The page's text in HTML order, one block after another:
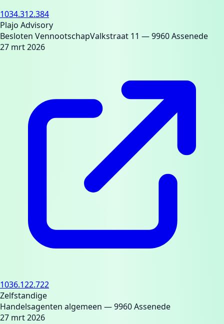
1034.312.384
Plajo Advisory
Besloten VennootschapValkstraat 11 — 9960 Assenede
27 mrt 2026
1036.122.722
Zelfstandige
Handelsagenten algemeen — 9960 Assenede
27 mrt 2026